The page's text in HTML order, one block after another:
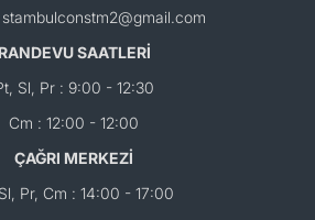
RANDEVU SAATLERİ
Sl, Pr : 9:00 - 12:30
Cm : 12:00 - 12:00
ÇAĞRI MERKEZİ
Pr, Cm : 14:00 - 17:00